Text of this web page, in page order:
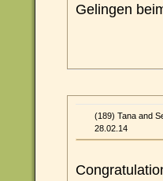
Gelingen
(189) Tana and
28.02.14